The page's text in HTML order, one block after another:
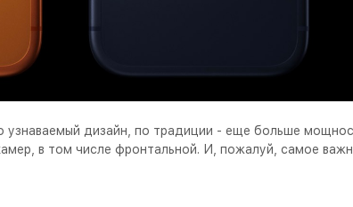
узнаваемый дизайн, по традиции - еще больше
в том числе фронтальной. И, пожалуй, самое